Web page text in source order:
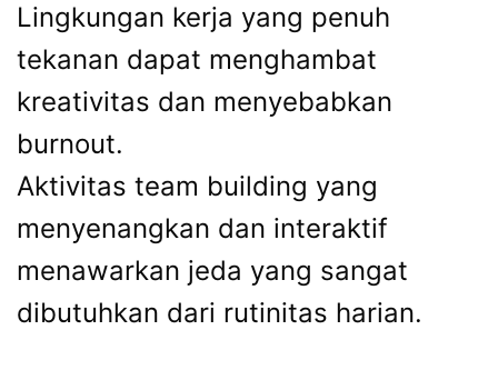
Lingkungan kerja yang penuh
tekanan dapat menghambat
kreativitas dan menyebabkan
burnout.
Aktivitas team building yang
menyenangkan dan interaktif
menawarkan jeda yang sangat
dibutuhkan dari rutinitas harian.